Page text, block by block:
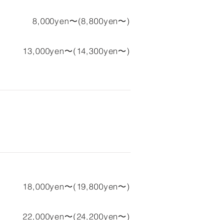
8,000yen〜(8,800yen〜)
13,000yen〜(14,300yen〜)
18,000yen〜(19,800yen〜)
22,000yen〜(24,200yen〜)